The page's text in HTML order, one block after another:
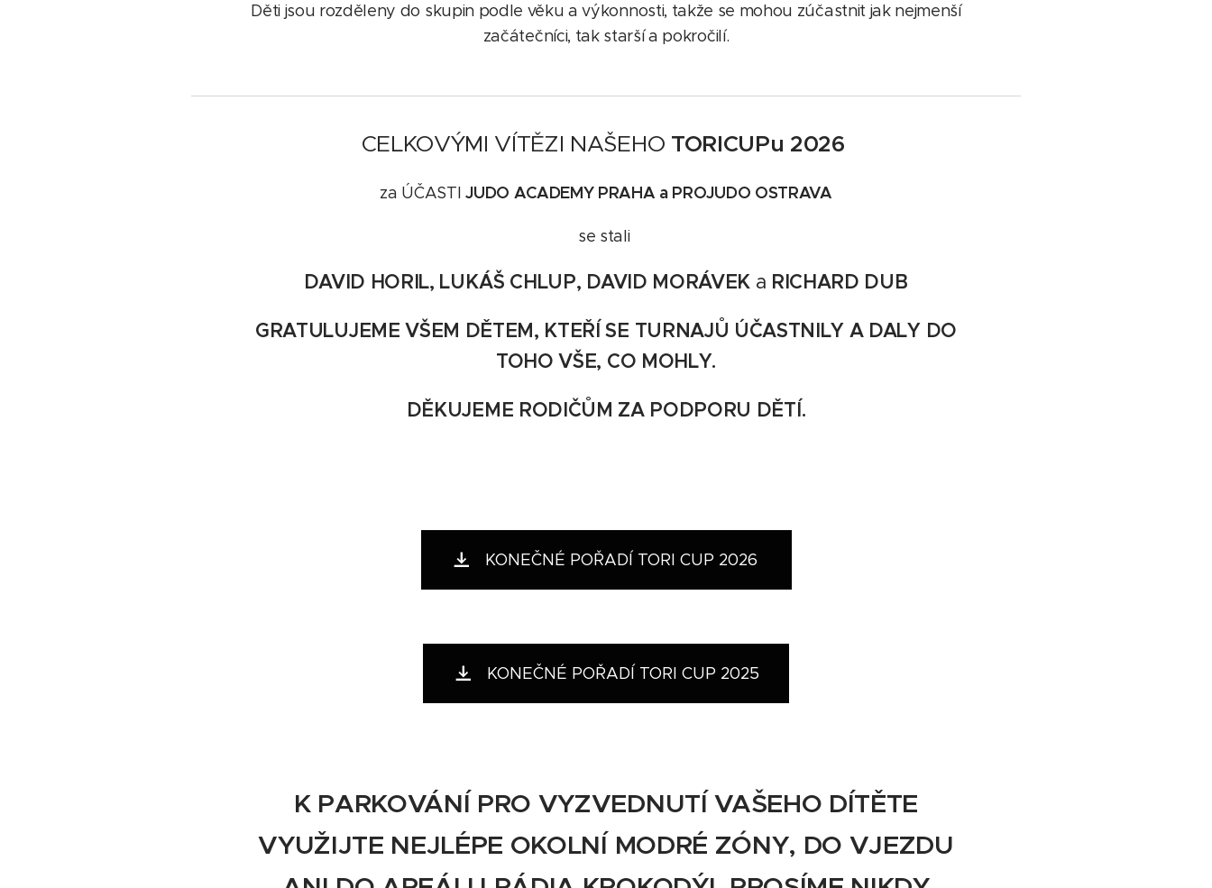
Děti jsou rozděleny do skupin podle věku a výkonnosti, takže se mohou zúčastnit jak nejmenší
začátečníci, tak starší a pokročilí.
CELKOVÝMI VÍTĚZI NAŠEHO TORICUPu 2026
za ÚČASTIJUDO ACADEMY PRAHA a PROJUDO OSTRAVA
se stali
DAVID HORIL, LUKÁŠ CHLUP, DAVID MORÁVEK a RICHARD DUB
GRATULUJEME VŠEM DĚTEM, KTEŘÍ SE TURNAJŮ ÚČASTNILY A DALY DO
TOHO VŠE, CO MOHLY.
DĚKUJEME RODIČŮM ZA PODPORU DĚTÍ.
KONEČNÉ POŘADÍ TORI CUP 2026
KONEČNÉ POŘADÍ TORI CUP 2025
K PARKOVÁNÍ PRO VYZVEDNUTÍ VAŠEHO DÍTĚTE
VYUŽIJTE NEJLÉPE OKOLNÍ MODRÉ ZÓNY, DO VJEZDU